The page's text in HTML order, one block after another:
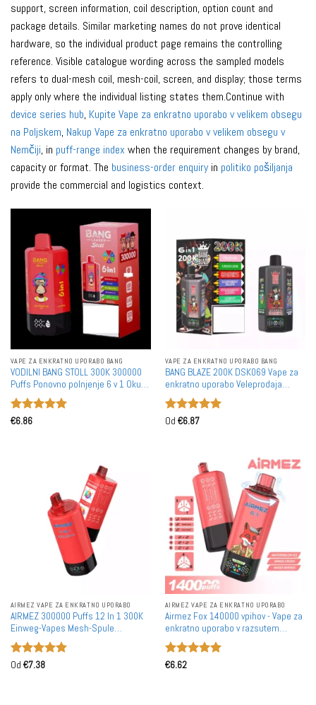
support, screen information, coil description, option count and
package details. Similar marketing names do not prove identical
hardware, so the individual product page remains the controlling
reference. Visible catalogue wording across the sampled models
refers to dual-mesh coil, mesh-coil, screen, and display; those terms
apply only where the individual listing states them.Continue with
device series hub, Kupite Vape za enkratno uporabo v velikem obsegu
na Poljskem, Nakup Vape za enkratno uporabo v velikem obsegu v
Nemčiji, in puff-range index when the requirement changes by brand,
capacity or format. The business-order enquiryin politiko pošiljanja
provide the commercial and logistics context.
VAPE ZA ENKRATNO UPORABO BANG
VODILNI BANG STOLL 300K 300000
Puffs Ponovno polnjenje 6 v 1 Okus
Zamenljiva Vape Na voljo za
veleprodajo Nakup dvojne mreže
Ocenjeno
€6.86
VAPE ZA ENKRATNO UPORABO BANG
BANG BLAZE 200K DSK069 Vape za
enkratno uporabo Veleprodaja
Nakup v razsutem stanju 200000
vdihov 6 v 1 Preklopni dvojni mreža
Ocenjeno
Od €6.87
AIRMEZ VAPE ZA ENKRATNO UPORABO
AIRMEZ 300000 Puffs 12 In 1 300K
Einweg-Vapes Mesh-Spule
Premium Smart Display Großhandel
Mengenrabatt
Ocenjeno
Od €7.38
AIRMEZ VAPE ZA ENKRATNO UPORABO
Airmez Fox 140000 vpihov - Vape za
enkratno uporabo v razsutem
stanju, 140K, 6 različnih okusov,
majhen zaslon, veleprodaja
Ocenjeno
€6.62